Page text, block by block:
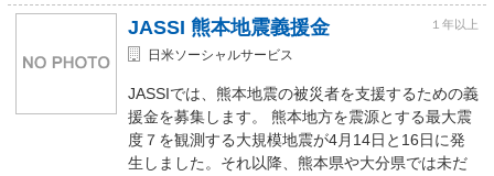
JASSI 熊本地震義援金 １年以上
日米ソーシャルサービス
JASSIでは、熊本地震の被災者を支援するための義
援金を募集します。 熊本地方を震源とする最大震
度７を観測する大規模地震が4月14日と16日に発
生しました。それ以降、熊本県や大分県では未だ